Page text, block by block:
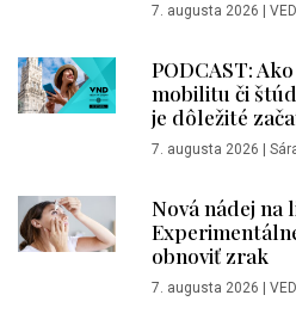
7. augusta 2026
PODCAST:
mobilitu či
je dôležité
7. augusta 2026
Nová nádej na
obnoviť zrak
7. augusta 2026